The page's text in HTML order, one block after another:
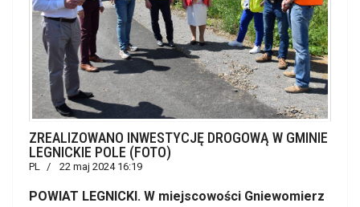
ZREALIZOWANO INWESTYCJĘ DROGOWĄ W GMINIE
LEGNICKIE POLE (FOTO)
PL 22 maj 2024 16:19
POWIAT LEGNICKI. W miejscowości Gniewomierz